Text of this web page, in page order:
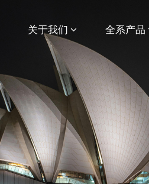
关于我们 全系产品